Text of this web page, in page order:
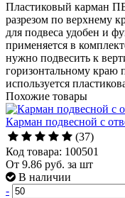
Пластиковый карман
разрезом по верхнему
для подвеса удобен и
применяется в
нужно подвесить к
горизонтальному краю
используется
Похожие товары
Карман подвесной с
(37)
Код товара: 100501
От 9.86 руб. за шт
В наличии
-